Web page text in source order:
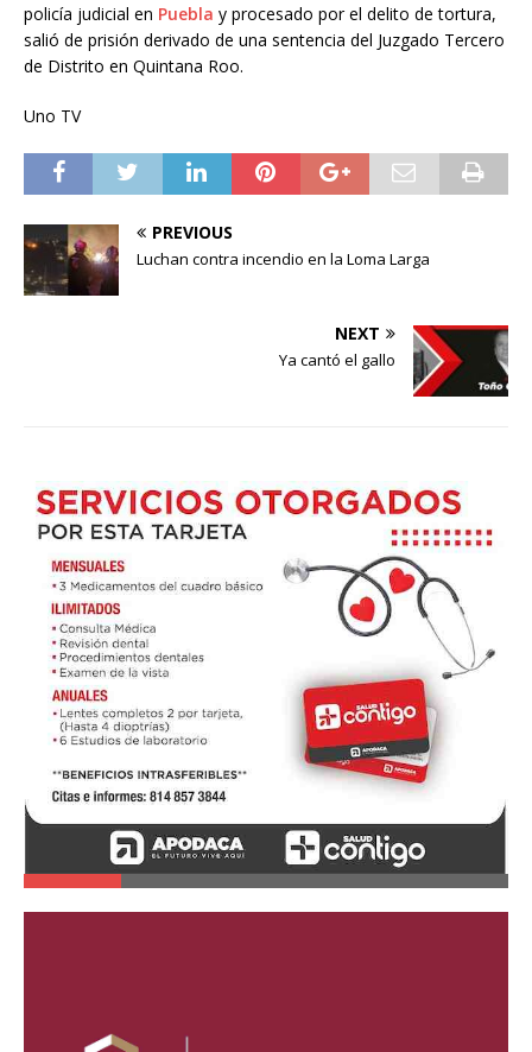
policía judicial en Puebla y procesado por el delito de tortura,
salió de prisión derivado de una sentencia del Juzgado Tercero
de Distrito en Quintana Roo.
Uno TV
PREVIOUS
Luchan contra incendio en la Loma Larga
NEXT
Ya cantó el gallo